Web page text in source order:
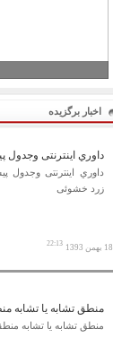
اخبار برگزیده
داوري اينترنتی وجدول
داوري اينترنتی وجدول
زرد خشوئی
18 بهمن 1393 22:13
منطق تشابه یا تشابه
منطق تشابه یا تشابه